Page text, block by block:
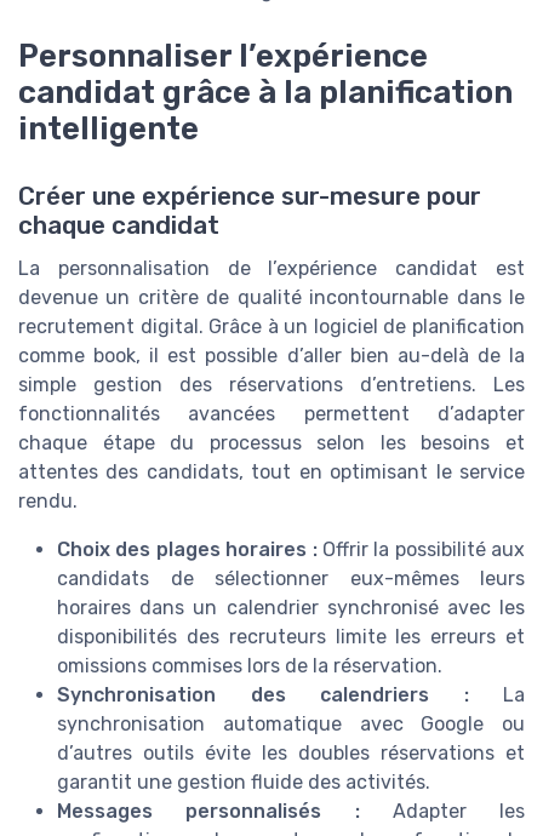
Personnaliser l’expérience
candidat grâce à la planification
intelligente
Créer une expérience sur-mesure pour
chaque candidat
La personnalisation de l’expérience candidat est
devenue un critère de qualité incontournable dans le
recrutement digital. Grâce à un logiciel de planification
comme book, il est possible d’aller bien au-delà de la
simple gestion des réservations d’entretiens. Les
fonctionnalités avancées permettent d’adapter
chaque étape du processus selon les besoins et
attentes des candidats, tout en optimisant le service
rendu.
Choix des plages horaires :Offrir la possibilité aux
candidats de sélectionner eux-mêmes leurs
horaires dans un calendrier synchronisé avec les
disponibilités des recruteurs limite les erreurs et
omissions commises lors de la réservation.
Synchronisation des calendriers :La
synchronisation automatique avec Google ou
d’autres outils évite les doubles réservations et
garantit une gestion fluide des activités.
Messages personnalisés :Adapter les